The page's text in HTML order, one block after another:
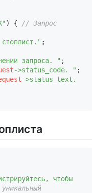
) { // Запрос
;
запроса. " ;
->status_code. " ;
->status_text.
чтобы